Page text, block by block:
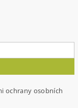
ochrany osobních